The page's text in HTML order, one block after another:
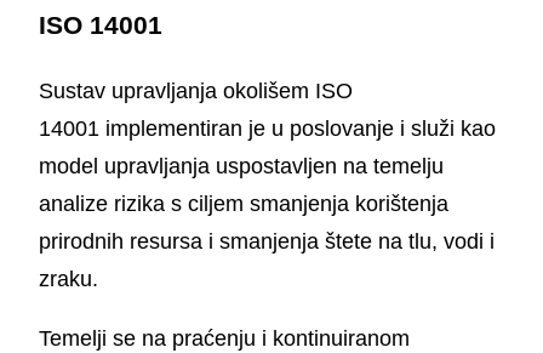
ISO 14001
Sustav upravljanja okolišem ISO
14001 implementiran je u poslovanje i služi kao
model upravljanja uspostavljen na temelju
analize rizika s ciljem smanjenja korištenja
prirodnih resursa i smanjenja štete na tlu, vodi i
zraku.
Temelji se na praćenju i kontinuiranom